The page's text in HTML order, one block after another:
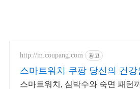
http://m.coupang.com 광고
스마트워치 쿠팡 당신의 건강
스마트워치, 심박수와 숙면 패턴